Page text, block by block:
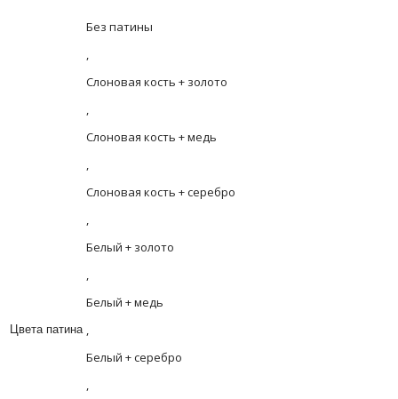
Цвета патина
Без патины
,
Слоновая кость + золото
,
Слоновая кость + медь
,
Слоновая кость + серебро
,
Белый + золото
,
Белый + медь
,
Белый + серебро
,